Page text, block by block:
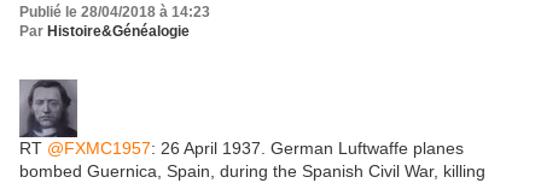
Publié le 28/04/2018 à 14:23
Par Histoire&Généalogie
RT @FXMC1957: 26 April 1937. German Luftwaffe planes
bombed Guernica, Spain, during the Spanish Civil War, killing